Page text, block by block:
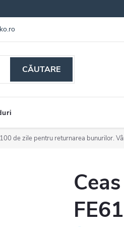
CĂUTARE
de zile pentru returnarea bunurilor.